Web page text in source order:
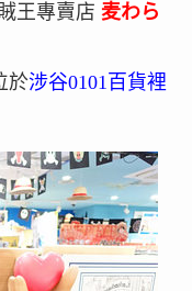
王專賣店 麦わら
於涉谷0101百貨裡